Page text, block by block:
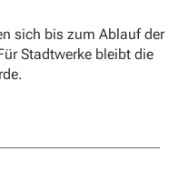
sich bis zum Ablauf der
Stadtwerke bleibt die